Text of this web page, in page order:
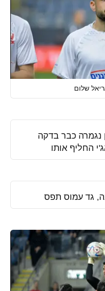
שלום
נגמרה כבר בדקה
החליף אותו
גד עמוס תפס